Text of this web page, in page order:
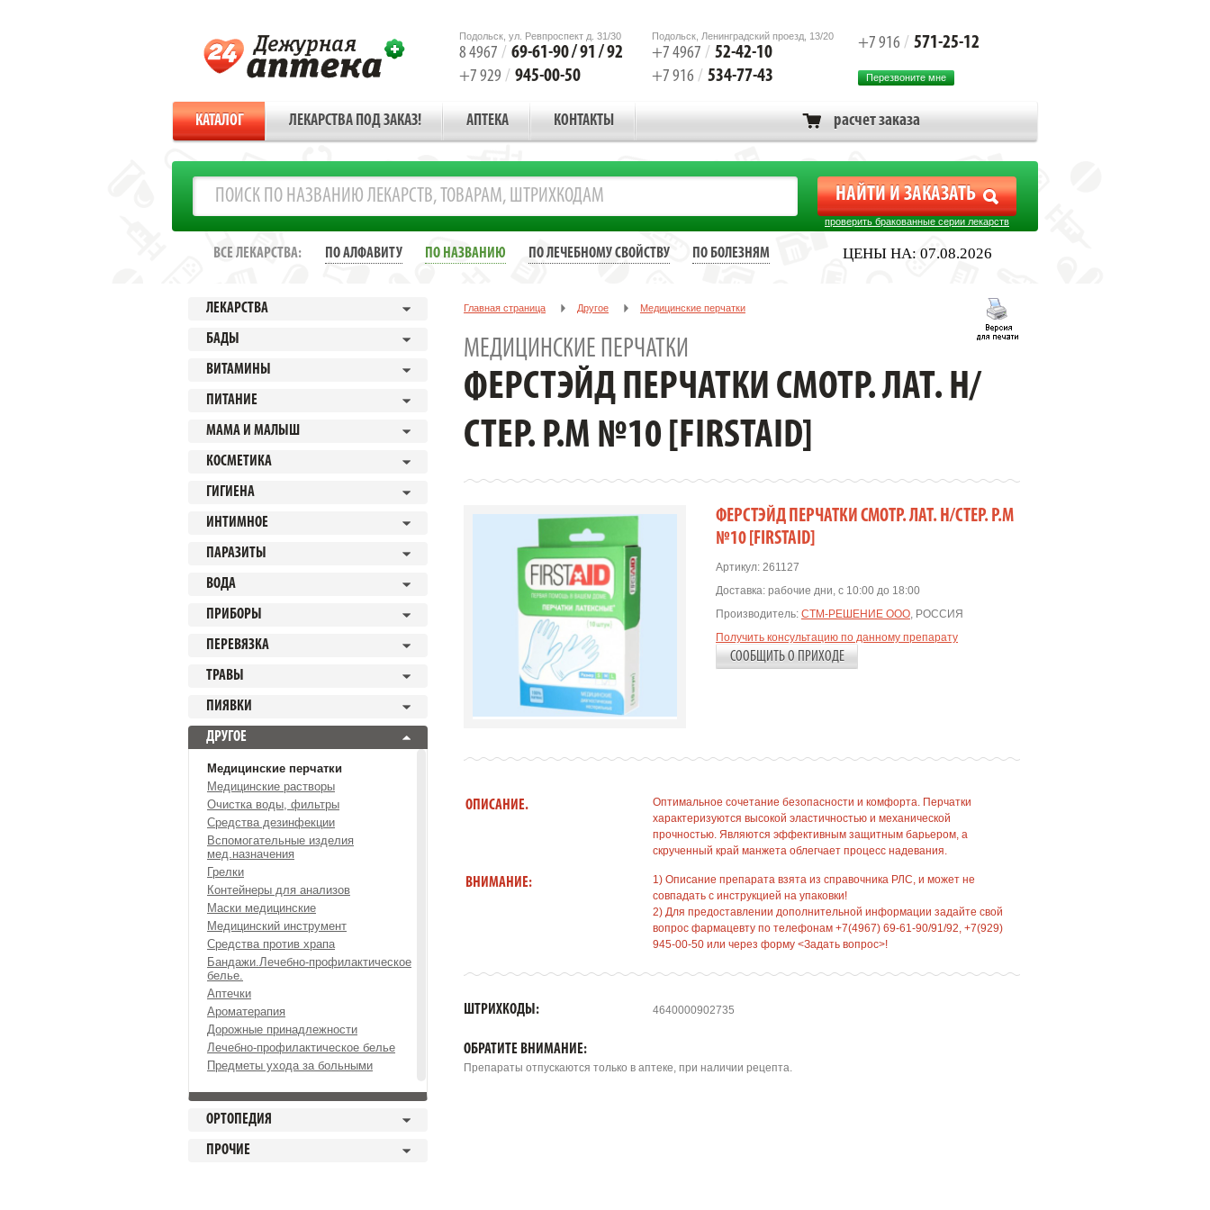
Подольск, ул. Ревпроспект д. 31/30
8 4967 / 69-61-90 / 91 / 92
+7 929 / 945-00-50
Подольск, Ленинградский проезд, 13/20
+7 4967 / 52-42-10
+7 916 / 534-77-43
+7 916 / 571-25-12
Перезвоните мне
КАТАЛОГ ЛЕКАРСТВА ПОД ЗАКАЗ! АПТЕКА КОНТАКТЫ расчет заказа
проверить бракованные серии лекарств
ЦЕНЫ НА: 07.08.2026
ВСЕ ЛЕКАРСТВА: ПО АЛФАВИТУ ПО НАЗВАНИЮ ПО ЛЕЧЕБНОМУ СВОЙСТВУ ПО БОЛЕЗНЯМ
ЛЕКАРСТВА
БАДЫ
ВИТАМИНЫ
ПИТАНИЕ
МАМА И МАЛЫШ
КОСМЕТИКА
ГИГИЕНА
ИНТИМНОЕ
ПАРАЗИТЫ
ВОДА
ПРИБОРЫ
ПЕРЕВЯЗКА
ТРАВЫ
ПИЯВКИ
ДРУГОЕ
Медицинские перчатки
Медицинские растворы
Очистка воды, фильтры
Средства дезинфекции
Вспомогательные изделия
мед.назначения
Грелки
Контейнеры для анализов
Маски медицинские
Медицинский инструмент
Средства против храпа
Бандажи.Лечебно-профилактическое
белье.
Аптечки
Ароматерапия
Дорожные принадлежности
Лечебно-профилактическое белье
Предметы ухода за больными
ОРТОПЕДИЯ
ПРОЧИЕ
Главная страница Другое Медицинские перчатки
МЕДИЦИНСКИЕ ПЕРЧАТКИ
ФЕРСТЭЙД ПЕРЧАТКИ СМОТР. ЛАТ. Н/
СТЕР. Р.M №10 [FIRSTAID]
ФЕРСТЭЙД ПЕРЧАТКИ СМОТР. ЛАТ. Н/СТЕР. Р.M
№10 [FIRSTAID]
Артикул: 261127
Доставка: рабочие дни, с 10:00 до 18:00
Производитель: СТМ-РЕШЕНИЕ ООО, РОССИЯ
Получить консультацию по данному препарату
СООБЩИТЬ О ПРИХОДЕ
ОПИСАНИЕ.
Оптимальное сочетание безопасности и комфорта. Перчатки
характеризуются высокой эластичностью и механической
прочностью. Являются эффективным защитным барьером, а
скрученный край манжета облегчает процесс надевания.
ВНИМАНИЕ:
1) Описание препарата взята из справочника РЛС, и может не
совпадать с инструкцией на упаковки!
2) Для предоставлении дополнительной информации задайте свой
вопрос фармацевту по телефонам +7(4967) 69-61-90/91/92, +7(929)
945-00-50 или через форму <Задать вопрос>!
ШТРИХКОДЫ: 4640000902735
ОБРАТИТЕ ВНИМАНИЕ:
Препараты отпускаются только в аптеке, при наличии рецепта.